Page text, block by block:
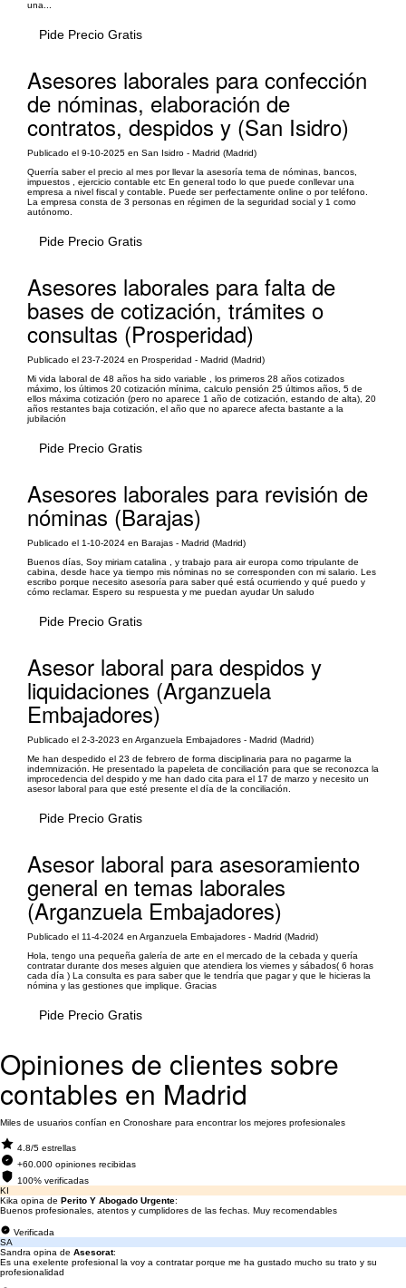
una...
Pide Precio Gratis
Asesores laborales para confección
de nóminas, elaboración de
contratos, despidos y (San Isidro)
Publicado el 9-10-2025 en San Isidro - Madrid (Madrid)
Querría saber el precio al mes por llevar la asesoría tema de nóminas, bancos,
impuestos , ejercicio contable etc En general todo lo que puede conllevar una
empresa a nivel fiscal y contable. Puede ser perfectamente online o por teléfono.
La empresa consta de 3 personas en régimen de la seguridad social y 1 como
autónomo.
Pide Precio Gratis
Asesores laborales para falta de
bases de cotización, trámites o
consultas (Prosperidad)
Publicado el 23-7-2024 en Prosperidad - Madrid (Madrid)
Mi vida laboral de 48 años ha sido variable , los primeros 28 años cotizados
máximo, los últimos 20 cotización mínima, calculo pensión 25 últimos años, 5 de
ellos máxima cotización (pero no aparece 1 año de cotización, estando de alta), 20
años restantes baja cotización, el año que no aparece afecta bastante a la
jubilación
Pide Precio Gratis
Asesores laborales para revisión de
nóminas (Barajas)
Publicado el 1-10-2024 en Barajas - Madrid (Madrid)
Buenos días, Soy miriam catalina , y trabajo para air europa como tripulante de
cabina, desde hace ya tiempo mis nóminas no se corresponden con mi salario. Les
escribo porque necesito asesoría para saber qué está ocurriendo y qué puedo y
cómo reclamar. Espero su respuesta y me puedan ayudar Un saludo
Pide Precio Gratis
Asesor laboral para despidos y
liquidaciones (Arganzuela
Embajadores)
Publicado el 2-3-2023 en Arganzuela Embajadores - Madrid (Madrid)
Me han despedido el 23 de febrero de forma disciplinaria para no pagarme la
indemnización. He presentado la papeleta de conciliación para que se reconozca la
improcedencia del despido y me han dado cita para el 17 de marzo y necesito un
asesor laboral para que esté presente el día de la conciliación.
Pide Precio Gratis
Asesor laboral para asesoramiento
general en temas laborales
(Arganzuela Embajadores)
Publicado el 11-4-2024 en Arganzuela Embajadores - Madrid (Madrid)
Hola, tengo una pequeña galería de arte en el mercado de la cebada y quería
contratar durante dos meses alguien que atendiera los viernes y sábados( 6 horas
cada día ) La consulta es para saber que le tendría que pagar y que le hicieras la
nómina y las gestiones que implique. Gracias
Pide Precio Gratis
Opiniones de clientes sobre
contables en Madrid
Miles de usuarios confían en Cronoshare para encontrar los mejores profesionales
4.8/5 estrellas
+60.000 opiniones recibidas
100% verificadas
KI
Kika opina de Perito Y Abogado Urgente:
Buenos profesionales, atentos y cumplidores de las fechas. Muy recomendables
Verificada
SA
Sandra opina de Asesorat:
Es una exelente profesional la voy a contratar porque me ha gustado mucho su trato y su
profesionalidad